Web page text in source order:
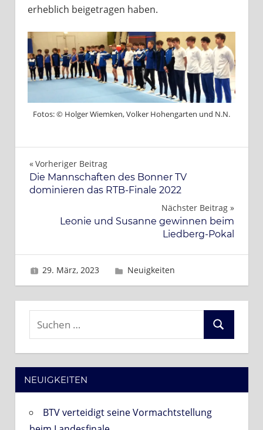
erheblich beigetragen haben.
Fotos: © Holger Wiemken, Volker Hohengarten und N.N.
Beitragsnavigation
Vorheriger Beitrag
Die Mannschaften des Bonner TV
dominieren das RTB-Finale 2022
Nächster Beitrag
Leonie und Susanne gewinnen beim
Liedberg-Pokal
29. März, 2023 Brigitte
Neuigkeiten
Suchen
Suchen
NEUIGKEITEN
BTV verteidigt seine Vormachtstellung